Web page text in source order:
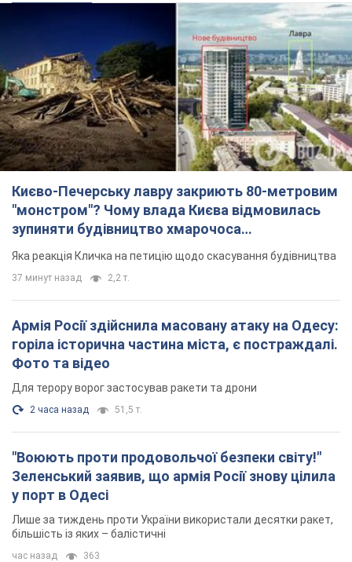
Києво-Печерську лавру закриють 80-метровим
"монстром"? Чому влада Києва відмовилась
зупиняти будівництво хмарочоса
"московського вірянина"
Яка реакція Кличка на петицію щодо скасування будівництва
37 минут назад 2,2 т.
Армія Росії здійснила масовану атаку на Одесу:
горіла історична частина міста, є постраждалі.
Фото та відео
Для терору ворог застосував ракети та дрони
2 часа назад 51,5 т.
"Воюють проти продовольчої безпеки світу!"
Зеленський заявив, що армія Росії знову цілила
у порт в Одесі
Лише за тиждень проти України використали десятки ракет,
більшість із яких – балістичні
час назад 363